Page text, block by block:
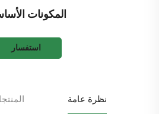
المكونات
استفسار
نظرة عامة